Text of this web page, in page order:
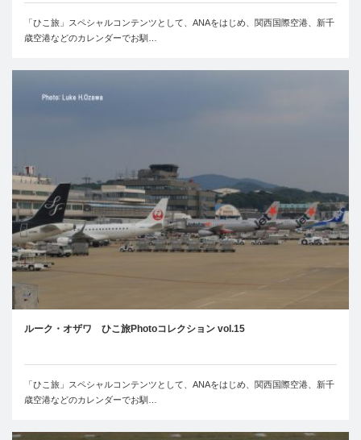
「ひこ旅」スペシャルコンテンツとして、ANAをはじめ、関西国際空港、新千
歳空港などのカレンダーでお馴…
ルーク・オザワ ひこ旅Photoコレクション vol.15
「ひこ旅」スペシャルコンテンツとして、ANAをはじめ、関西国際空港、新千
歳空港などのカレンダーでお馴…